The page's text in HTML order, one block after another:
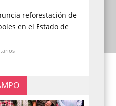
reforestación de
en el Estado de